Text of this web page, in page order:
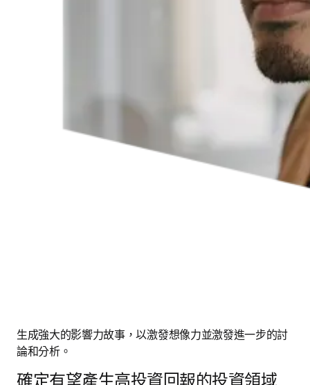
生成強大的影響力故事，以激發想像力並激發進一步的討
論和分析。